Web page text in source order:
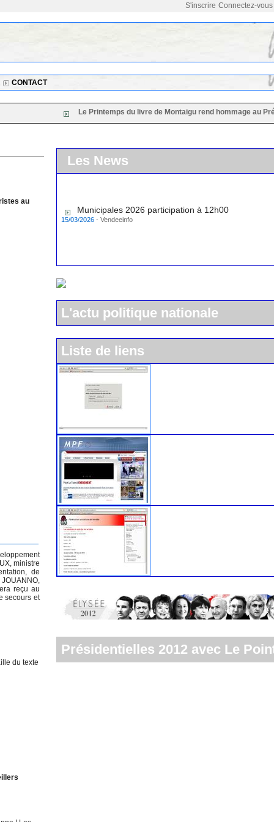
Connectez-vous
S'inscrire
CONTACT
Le Printemps du livre de Montaigu rend hommage au
au
ministre
de
reçu au
secours et
du texte
Les News
15/03/2026 -Vendeeinfo
L'actu politique nationale
Liste de liens
Présidentielles 2012 avec Le